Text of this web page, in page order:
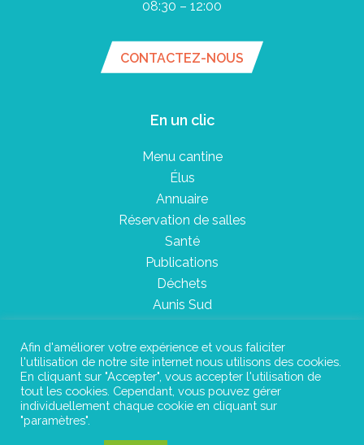
08:30 – 12:00
CONTACTEZ-NOUS
En un clic
Menu cantine
Élus
Annuaire
Réservation de salles
Santé
Publications
Déchets
Aunis Sud
Plan du site
Mentions légales
Afin d'améliorer votre expérience et vous faliciter
l'utilisation de notre site internet nous utilisons des cookies.
En cliquant sur "Accepter", vous accepter l'utilisation de
tout les cookies. Cependant, vous pouvez gérer
individuellement chaque cookie en cliquant sur
"paramètres".